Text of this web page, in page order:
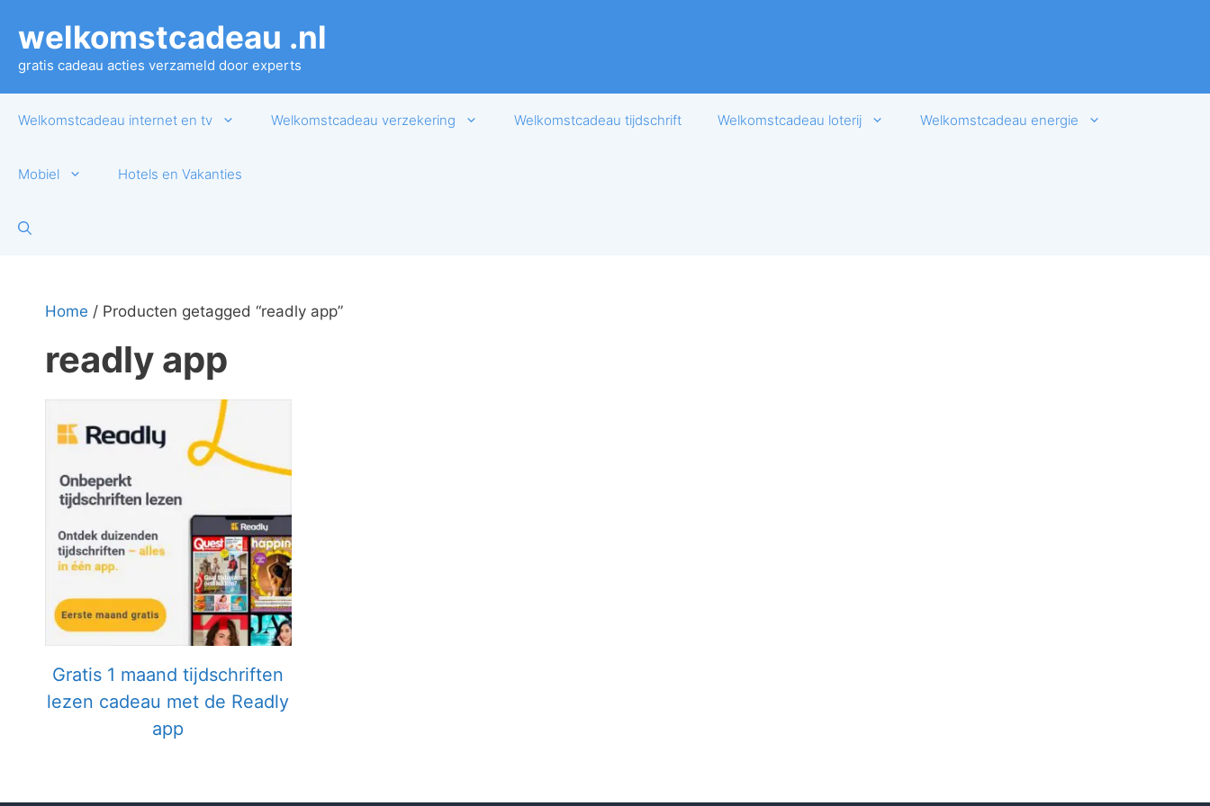
naar
inhoud
welkomstcadeau .nl
gratis cadeau acties verzameld door experts
Welkomstcadeau internet en tv Welkomstcadeau verzekering Welkomstcadeau tijdschrift Welkomstcadeau loterij Welkomstcadeau energie
Mobiel Hotels en Vakanties
Home / Producten getagged “readly app”
readly app
Gratis 1 maand tijdschriften
lezen cadeau met de Readly
app